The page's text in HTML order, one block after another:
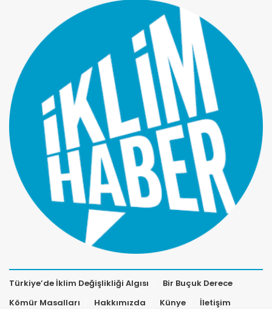
Türkiye’de İklim Değişlikliği Algısı
Bir Buçuk Derece
Kömür Masalları
Hakkımızda Künye İletişim